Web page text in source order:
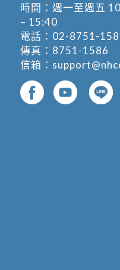
時間：週一至週五
– 15:40
電話： 02-8751-
傳真：8751-1586
信箱：